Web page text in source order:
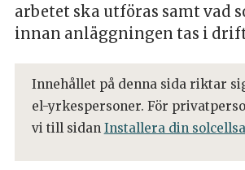
arbetet ska utföras samt vad
innan anläggningen tas i
Innehållet på denna sida riktar
el-yrkespersoner. För
vi till sidan Installera din